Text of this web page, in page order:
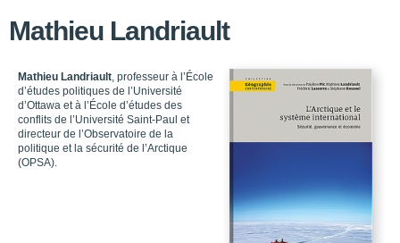
Mathieu Landriault
Mathieu Landriault, professeur à l’École
d’études politiques de l’Université
d’Ottawa et à l’École d’études des
conflits de l’Université Saint-Paul et
directeur de l’Observatoire de la
politique et la sécurité de l’Arctique
(OPSA).